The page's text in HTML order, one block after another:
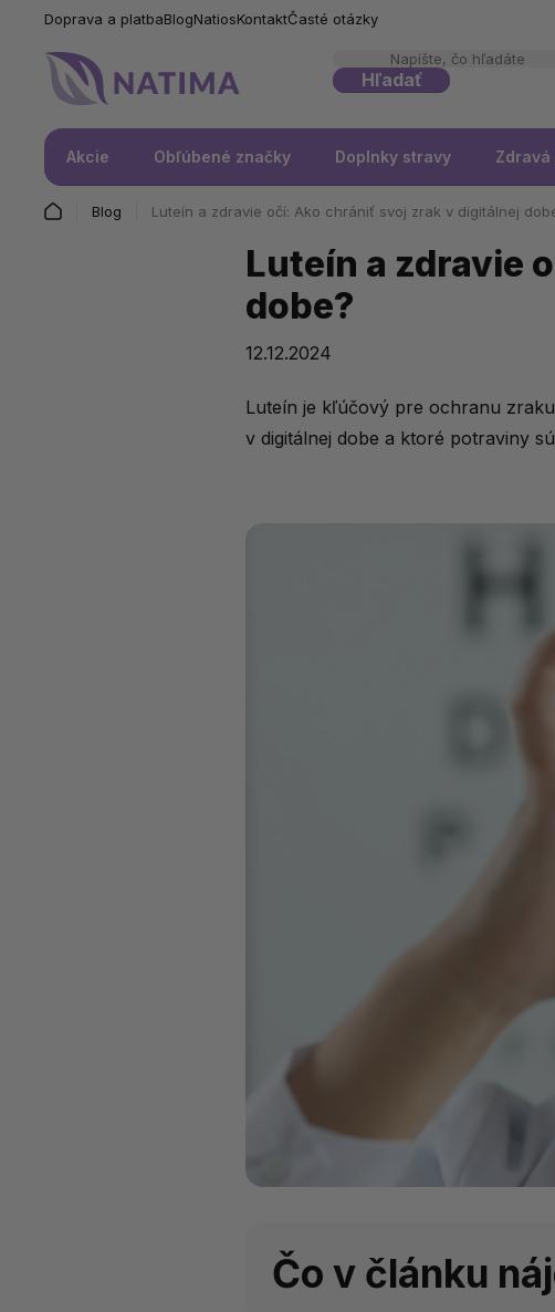
Doprava a platbaBlogNatiosKontaktČasté otázky
Hľadať
Akcie Obľúbené značky Doplnky stravy Zdravá
Blog Luteín a zdravie očí: Ako chrániť svoj zrak v digitálnej
Luteín a zdravie
dobe?
12.12.2024
Luteín je kľúčový pre ochranu
v digitálnej dobe a ktoré potraviny
Čo v článku